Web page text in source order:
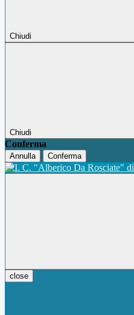
Chiudi
Chiudi
Conferma
Annulla Conferma
close